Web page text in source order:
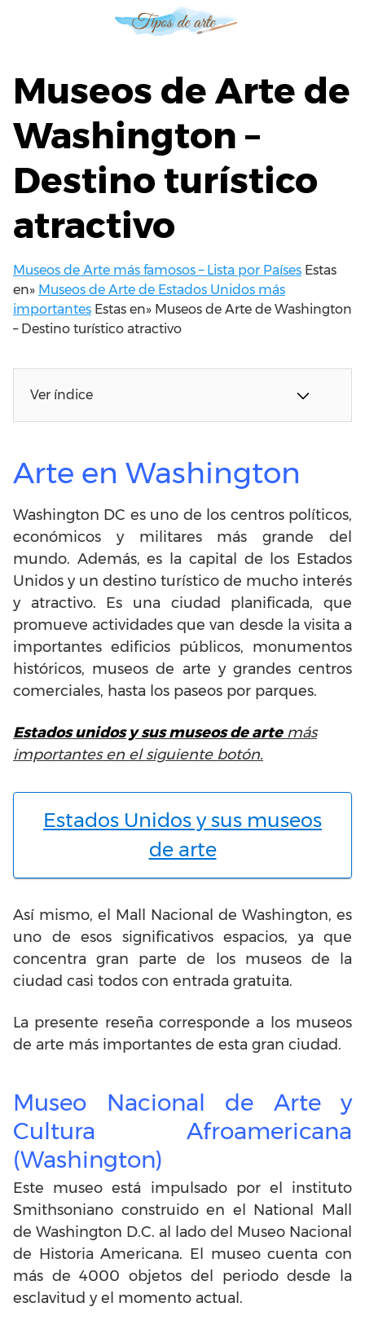
Museos de Arte de
Washington –
Destino turístico
atractivo
Museos de Arte más famosos – Lista por Países Estas
en» Museos de Arte de Estados Unidos más
importantes Estas en» Museos de Arte de Washington
– Destino turístico atractivo
Ver índice
Arte en Washington
Washington DC es uno de los centros políticos,
económicos y militares más grande del
mundo. Además, es la capital de los Estados
Unidos y un destino turístico de mucho interés
y atractivo. Es una ciudad planificada, que
promueve actividades que van desde la visita a
importantes edificios públicos, monumentos
históricos, museos de arte y grandes centros
comerciales, hasta los paseos por parques.
Estados unidos y sus museos de artemás
importantes en el siguiente botón.
Estados Unidos y sus museos
de arte
Así mismo, el Mall Nacional de Washington, es
uno de esos significativos espacios, ya que
concentra gran parte de los museos de la
ciudad casi todos con entrada gratuita.
La presente reseña corresponde a los museos
de arte más importantes de esta gran ciudad.
Museo Nacional de Arte y
Cultura Afroamericana
(Washington)
Este museo está impulsado por el instituto
Smithsoniano construido en el National Mall
de Washington D.C. al lado del Museo Nacional
de Historia Americana. El museo cuenta con
más de 4000 objetos del periodo desde la
esclavitud y el momento actual.